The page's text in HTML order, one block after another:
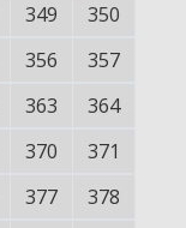
349
350
356
357
363
364
370
371
377
378